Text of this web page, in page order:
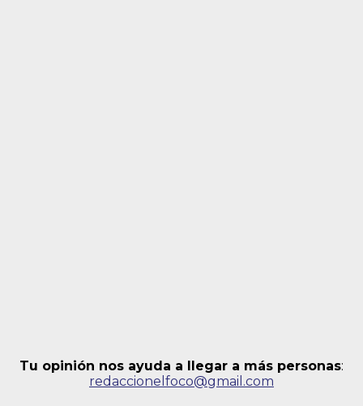
Tu opinión nos ayuda a llegar a más personas:
redaccionelfoco@gmail.com